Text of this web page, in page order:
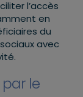
l’accès
en
du
avec
par le